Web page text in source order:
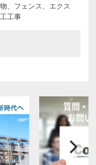
、フェンス、エクス
工事